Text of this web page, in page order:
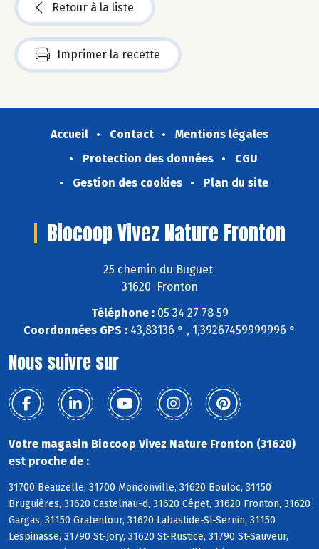
Retour à la liste
Imprimer la recette
Accueil Contact
Mentions légales
Protection des données
CGU
Gestion des cookies
Plan du site
Biocoop Vivez Nature Fronton
25 chemin du Buguet
31620 Fronton
Téléphone :05 34 27 78 59
Coordonnées GPS : 43,83136 ° , 1,39267459999996 °
Nous suivre sur
Votre magasin Biocoop Vivez Nature Fronton (31620)
est proche de :
31700 Beauzelle, 31700 Mondonville, 31620 Bouloc, 31150
Bruguières, 31620 Castelnau-d, 31620 Cépet, 31620 Fronton, 31620
Gargas, 31150 Gratentour, 31620 Labastide-St-Sernin, 31150
Lespinasse, 31790 St-Jory, 31620 St-Rustice, 31790 St-Sauveur,